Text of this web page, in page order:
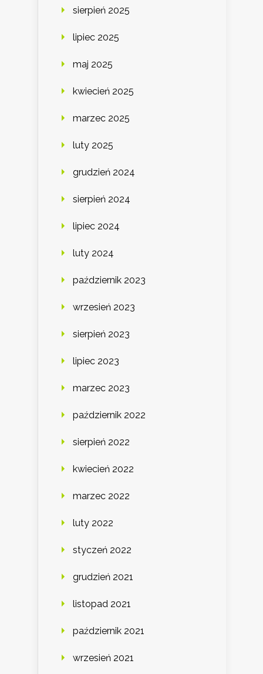
sierpień 2025
lipiec 2025
maj 2025
kwiecień 2025
marzec 2025
luty 2025
grudzień 2024
sierpień 2024
lipiec 2024
luty 2024
październik 2023
wrzesień 2023
sierpień 2023
lipiec 2023
marzec 2023
październik 2022
sierpień 2022
kwiecień 2022
marzec 2022
luty 2022
styczeń 2022
grudzień 2021
listopad 2021
październik 2021
wrzesień 2021